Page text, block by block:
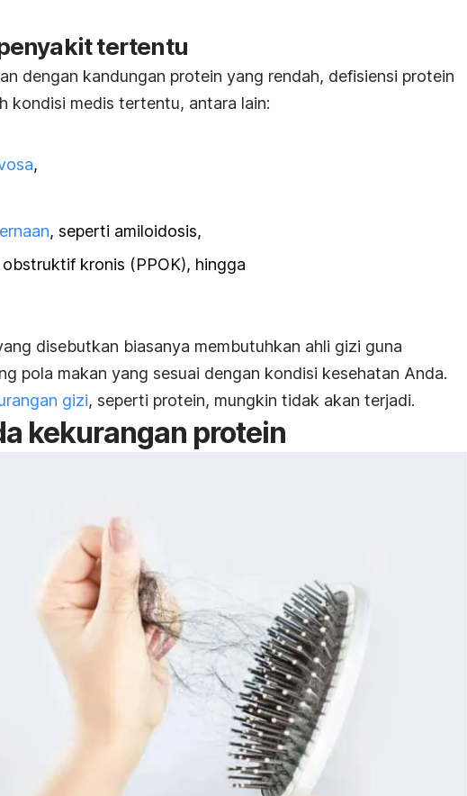
tertentu
dengan kandungan protein yang rendah, defisiensi protein
kondisi medis tertentu, antara lain:
,
, seperti amiloidosis,
kronis (PPOK), hingga
disebutkan biasanya membutuhkan ahli gizi guna
pola makan yang sesuai dengan kondisi kesehatan Anda.
gizi, seperti protein, mungkin tidak akan terjadi.
kekurangan protein